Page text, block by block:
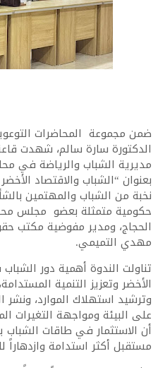
ضمن مجموعة المحاضرات
الدكتورة سارة سالم، شهدت
مديرية الشباب والرياضة في
بعنوان “الشباب والاقتصاد
نخبة من الشباب والمهتمين
حكومية متمثلة بعضو مجلس
الحجاج، ومدير مفوضية مكتب
مهدي التميمي.
تناولت الندوة أهمية دور
الأخضر وتعزيز التنمية
وترشيد استهلاك الموارد،
على البيئة ومواجهة التغيرات
أن الاستثمار في طاقات
مستقبل أكثر استدامة وازدهاراً